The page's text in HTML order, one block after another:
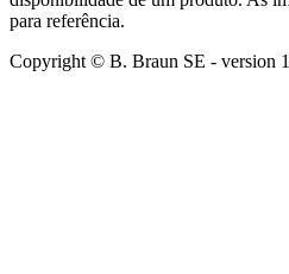
para referência.
Copyright © B. Braun SE - version